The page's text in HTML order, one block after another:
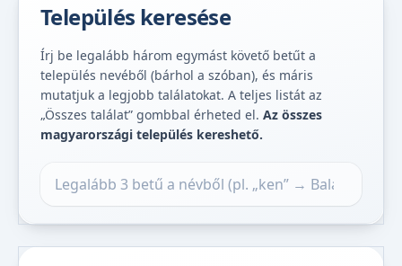
Település keresése
Írj be legalább három egymást követő betűt a
település nevéből (bárhol a szóban), és máris
mutatjuk a legjobb találatokat. A teljes listát az
„Összes találat” gombbal érheted el. Az összes
magyarországi település kereshető.